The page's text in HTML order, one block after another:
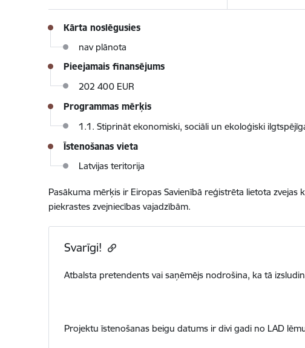
Kārta noslēgusies
nav plānota
Pieejamais finansējums
202 400 EUR
Programmas mērķis
1.1. Stiprināt ekonomiski, sociāli un ekoloģiski
Īstenošanas vieta
Latvijas teritorija
Pasākuma mērķis ir Eiropas Savienībā reģistrēta lietota
piekrastes zvejniecības vajadzībām.
Svarīgi!
Atbalsta pretendents vai saņēmējs nodrošina, ka tā
Projektu īstenošanas beigu datums ir divi gadi no LAD